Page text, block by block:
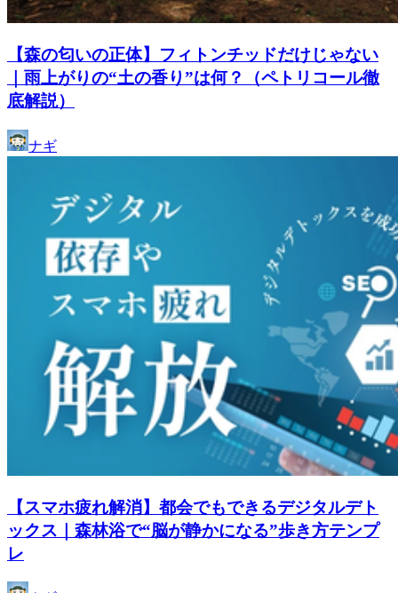
【森の匂いの正体】フィトンチッドだけじゃない
｜雨上がりの“土の香り”は何？（ペトリコール徹
底解説）
ナギ
【スマホ疲れ解消】都会でもできるデジタルデト
ックス｜森林浴で“脳が静かになる”歩き方テンプ
レ